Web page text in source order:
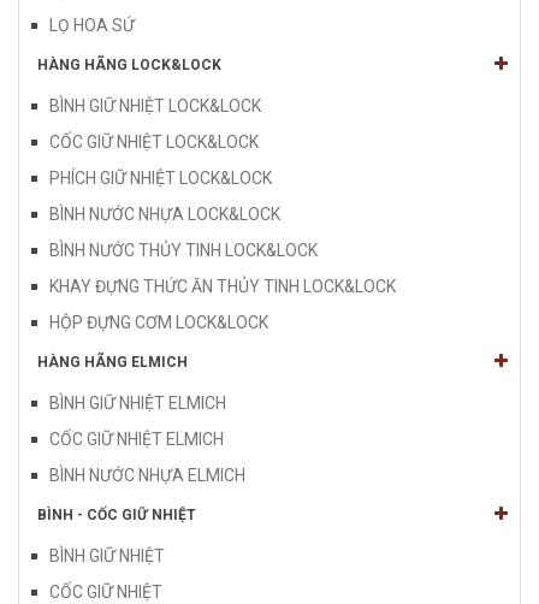
LỌ HOA SỨ
HÀNG HÃNG LOCK&LOCK
BÌNH GIỮ NHIỆT LOCK&LOCK
CỐC GIỮ NHIỆT LOCK&LOCK
PHÍCH GIỮ NHIỆT LOCK&LOCK
BÌNH NƯỚC NHỰA LOCK&LOCK
BÌNH NƯỚC THỦY TINH LOCK&LOCK
KHAY ĐỰNG THỨC ĂN THỦY TINH LOCK&LOCK
HỘP ĐỰNG CƠM LOCK&LOCK
HÀNG HÃNG ELMICH
BÌNH GIỮ NHIỆT ELMICH
CỐC GIỮ NHIỆT ELMICH
BÌNH NƯỚC NHỰA ELMICH
BÌNH - CỐC GIỮ NHIỆT
BÌNH GIỮ NHIỆT
CỐC GIỮ NHIỆT